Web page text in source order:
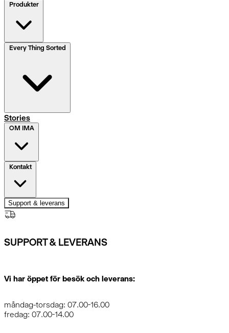
Produkter
Stories
OM IMA
Kontakt
Support & leverans
SUPPORT & LEVERANS
Vi har öppet för besök och leverans:
måndag-torsdag: 07.00-16.00
fredag: 07.00-14.00